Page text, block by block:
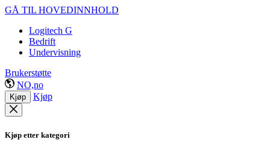
GÅ TIL HOVEDINNHOLD
Logitech G
Bedrift
Undervisning
Brukerstøtte
NO,no
Kjøp Kjøp
Kjøp etter kategori